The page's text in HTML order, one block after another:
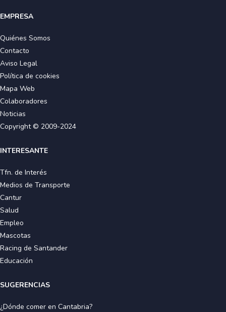
EMPRESA
Quiénes Somos
Contacto
Aviso Legal
Política de cookies
Mapa Web
Colaboradores
Noticias
Copyright © 2009-2024
INTERESANTE
Tfn. de Interés
Medios de Transporte
Cantur
Salud
Empleo
Mascotas
Racing de Santander
Educación
SUGERENCIAS
¿Dónde comer en Cantabria?